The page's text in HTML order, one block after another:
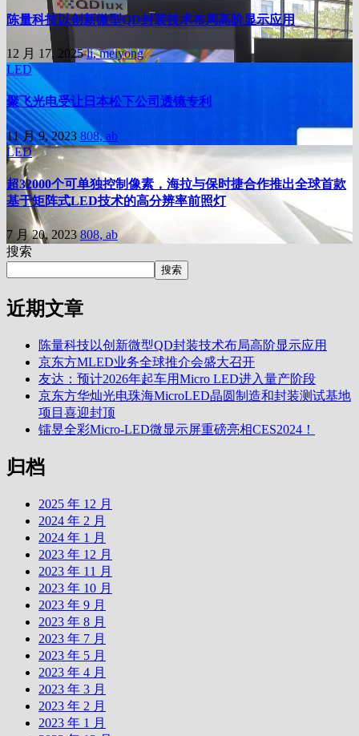
陈量科技以创新微型QD封装技术布局高阶显示应用
12 月 17, 2025li, meiyong
LED
聚飞光电受让日本松下公司透镜专利
11 月 9, 2023 808, ab
LED
超32000个可单独控制像素，海拉与保时捷合作推出全球首款
基于矩阵式LED技术的高分辨率前照灯
7 月 20, 2023808, ab
搜索
搜索
近期文章
陈量科技以创新微型QD封装技术布局高阶显示应用
京东方MLED业务全球推介会盛大召开
友达：预计2026年起车用Micro LED进入量产阶段
京东方华灿光电珠海MicroLED晶圆制造和封装测试基地
项目喜迎封顶
镭昱全彩Micro-LED微显示屏重磅亮相CES2024！
归档
2025 年 12 月
2024 年 2 月
2024 年 1 月
2023 年 12 月
2023 年 11 月
2023 年 10 月
2023 年 9 月
2023 年 8 月
2023 年 7 月
2023 年 5 月
2023 年 4 月
2023 年 3 月
2023 年 2 月
2023 年 1 月